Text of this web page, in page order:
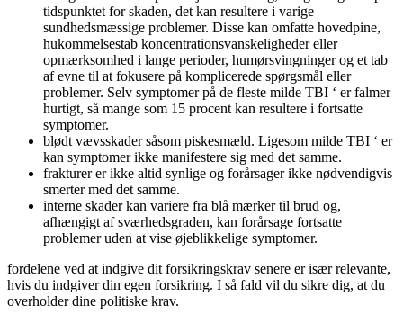
tidspunktet for skaden, det kan resultere i varige
sundhedsmæssige problemer. Disse kan omfatte hovedpine,
hukommelsestab koncentrationsvanskeligheder eller
opmærksomhed i lange perioder, humørsvingninger og et tab
af evne til at fokusere på komplicerede spørgsmål eller
problemer. Selv symptomer på de fleste milde TBI ‘ er falmer
hurtigt, så mange som 15 procent kan resultere i fortsatte
symptomer.
blødt vævsskader såsom piskesmæld. Ligesom milde TBI ‘ er
kan symptomer ikke manifestere sig med det samme.
frakturer er ikke altid synlige og forårsager ikke nødvendigvis
smerter med det samme.
interne skader kan variere fra blå mærker til brud og,
afhængigt af sværhedsgraden, kan forårsage fortsatte
problemer uden at vise øjeblikkelige symptomer.
fordelene ved at indgive dit forsikringskrav senere er især relevante,
hvis du indgiver din egen forsikring. I så fald vil du sikre dig, at du
overholder dine politiske krav.